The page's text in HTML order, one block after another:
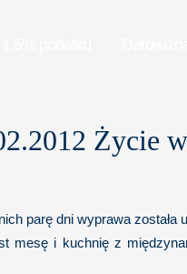
Życie
parę dni wyprawa została
i kuchnię z